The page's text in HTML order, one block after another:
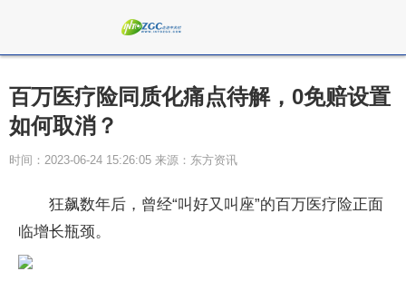
百万医疗险同质化痛点待解，0免赔设置
如何取消？
时间：2023-06-24 15:26:05 来源：东方资讯
狂飙数年后，曾经“叫好又叫座”的百万医疗险正面
临增长瓶颈。